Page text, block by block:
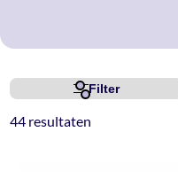
Filter
44 resultaten